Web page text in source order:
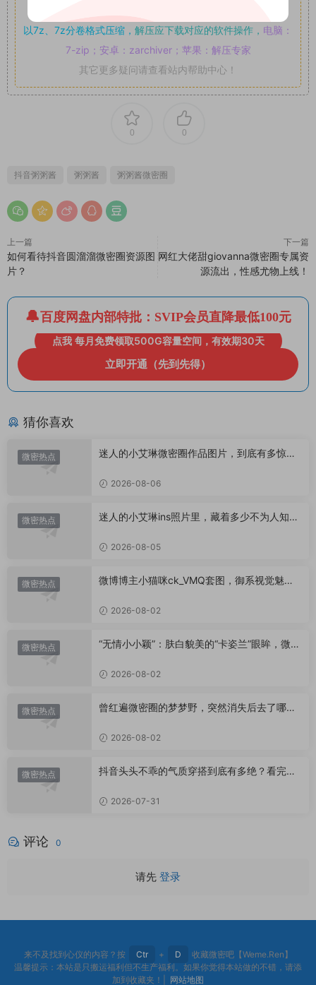
以7z、7z分卷格式压缩， 解压应下载对应的软件操作， 电脑：
7-zip；安卓：zarchiver；苹果：解压专家
其它更多疑问请查看站内帮助中心！
0 0
抖音粥粥酱 粥粥酱 粥粥酱微密圈
上一篇
如何看待抖音圆溜溜微密圈资源图
片？
下一篇
网红大佬甜giovanna微密圈专属资
源流出，性感尤物上线！
百度网盘内部特批：SVIP会员直降最低100元
点我 每月免费领取500G容量空间，有效期30天
立即开通（先到先得）
猜你喜欢
微密热点
迷人的小艾琳微密圈作品图片，到底有多惊
2026-08-06
微密热点
迷人的小艾琳ins照片里，藏着多少不为人知的
2026-08-05
微密热点
微博博主小猫咪ck_VMQ套图，御系视觉魅力
2026-08-02
微密热点
“无情小小颖”：肤白貌美的“卡姿兰”眼眸，微密
2026-08-02
微密热点
曾红遍微密圈的梦梦野，突然消失后去了哪
2026-08-02
微密热点
抖音头头不乖的气质穿搭到底有多绝？看完想
2026-07-31
评论 0
请先 登录
来不及找到心仪的内容？按 Ctr + D
收藏微密吧【Weme.Ren】
温馨提示：本站是只搬运福利但不生产福利。如果你觉得本站做的不错，请添
加到收藏夹！| 网站地图